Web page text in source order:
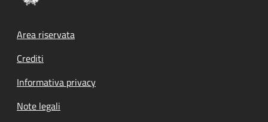
Footer menu
Area riservata
Crediti
Informativa privacy
Note legali